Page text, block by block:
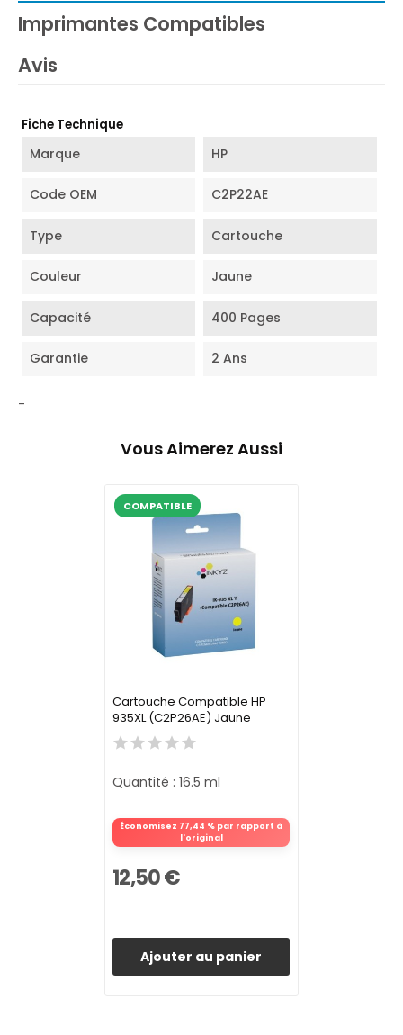
Imprimantes Compatibles
Avis
Fiche Technique
Marque HP
Code OEM C2P22AE
Type Cartouche
Couleur Jaune
Capacité 400 Pages
Garantie 2 Ans
-
Vous Aimerez Aussi
COMPATIBLE
Cartouche Compatible HP
935XL (C2P26AE) Jaune
Économisez 77,44 % par rapport à
l'original
Quantité : 16.5 ml
12,50 €
Ajouter au panier